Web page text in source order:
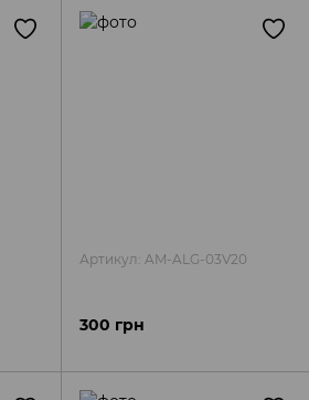
Артикул: AM-ALG-03V20
300 грн